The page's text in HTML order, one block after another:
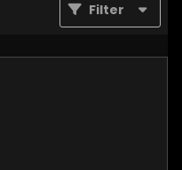
Filter